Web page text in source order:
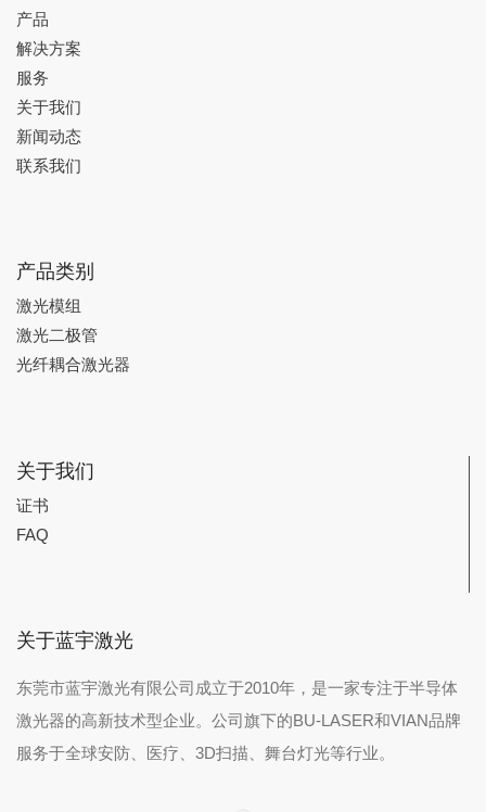
产品
解决方案
服务
关于我们
新闻动态
联系我们
产品类别
激光模组
激光二极管
光纤耦合激光器
关于我们
证书
FAQ
关于蓝宇激光
东莞市蓝宇激光有限公司成立于2010年，是一家专注于半导体
激光器的高新技术型企业。公司旗下的BU-LASER和VIAN品牌
服务于全球安防、医疗、3D扫描、舞台灯光等行业。